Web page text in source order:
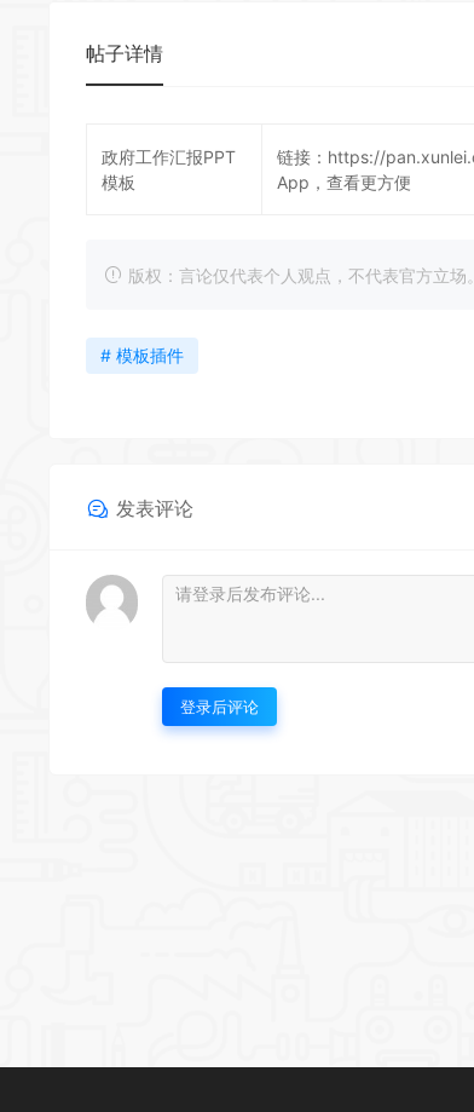
帖子详情
政府工作汇报PPT
模板
链接： https://
App，查看更方便
版权：言论仅代表个人观点，不代表官方
# 模板插件
发表评论
登录后评论